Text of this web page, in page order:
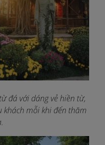
đá với dáng vẻ hiền từ,
khách mỗi khi đến thăm